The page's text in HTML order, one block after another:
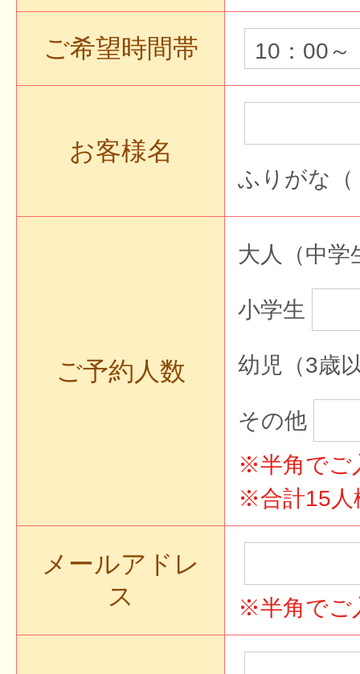
ご希望時間帯
お客様名
ふりがな（
ご予約人数
大人（中学
小学生
幼児（3歳
その他
※半角でご
※合計15人
メールアドレ
ス
※半角でご